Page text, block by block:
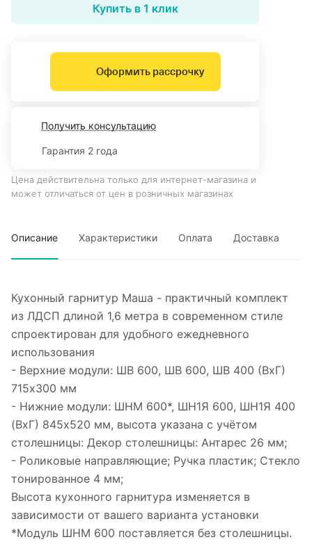
Купить в 1 клик
Оформить рассрочку
Получить консультацию
Гарантия 2 года
Цена действительна только для интернет-магазина и
может отличаться от цен в розничных магазинах
Описание Характеристики Оплата Доставка
Кухонный гарнитур Маша - практичный комплект
из ЛДСП длиной 1,6 метра в современном стиле
спроектирован для удобного ежедневного
использования
- Верхние модули: ШВ 600, ШВ 600, ШВ 400 (ВхГ)
715х300 мм
- Нижние модули: ШНМ 600*, ШН1Я 600, ШН1Я 400
(ВхГ) 845х520 мм, высота указана с учётом
столешницы: Декор столешницы: Антарес 26 мм;
- Роликовые направляющие; Ручка пластик; Стекло
тонированное 4 мм;
Высота кухонного гарнитура изменяется в
зависимости от вашего варианта установки
*Модуль ШНМ 600 поставляется без столешницы.